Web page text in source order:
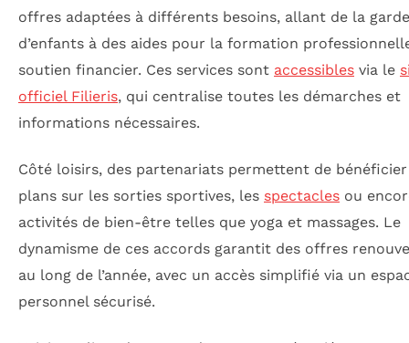
offres adaptées à différents besoins, allant de la garde
d’enfants à des aides pour la formation
soutien financier. Ces services sont accessibles via le
officiel Filieris, qui centralise toutes les démarches et
informations nécessaires.
Côté loisirs, des partenariats permettent de
plans sur les sorties sportives, les spectacles ou
activités de bien-être telles que yoga et massages. Le
dynamisme de ces accords garantit des offres
au long de l’année, avec un accès simplifié via un
personnel sécurisé.